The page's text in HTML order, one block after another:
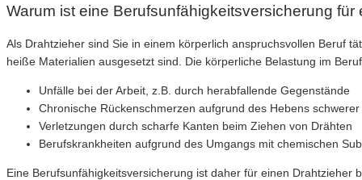
Warum ist eine Berufsunfähigkeitsversicherung
Als Drahtzieher sind Sie in einem körperlich anspruchsvollen Beruf
heiße Materialien ausgesetzt sind. Die körperliche Belastung im
Unfälle bei der Arbeit, z.B. durch herabfallende Gegenstände
Chronische Rückenschmerzen aufgrund des Hebens
Verletzungen durch scharfe Kanten beim Ziehen von Drähten
Berufskrankheiten aufgrund des Umgangs mit chemischen
Eine Berufsunfähigkeitsversicherung ist daher für einen